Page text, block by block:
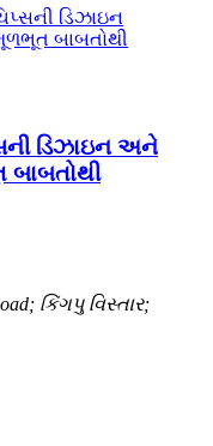
ડિઝાઇન અને
કિંગપુ વિસ્તાર;